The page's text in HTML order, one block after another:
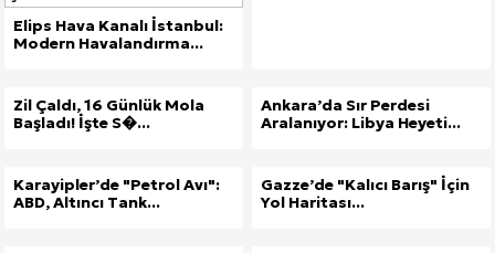
Elips Hava Kanalı İstanbul:
Modern Havalandırma...
Zil Çaldı, 16 Günlük Mola
Başladı! İşte S�...
Ankara’da Sır Perdesi
Aralanıyor: Libya Heyeti...
Karayipler’de "Petrol Avı":
ABD, Altıncı Tank...
Gazze’de "Kalıcı Barış" İçin
Yol Haritası...